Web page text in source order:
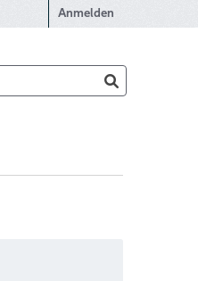
Anmelden